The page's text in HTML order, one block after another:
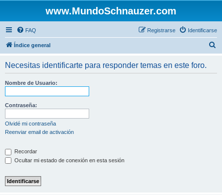
www.MundoSchnauzer.com
FAQ Identificarse
Registrarse
Índice general
Necesitas identificarte para responder temas en este foro.
Nombre de Usuario:
Contraseña:
Olvidé mi contraseña
Reenviar email de activación
Recordar
Ocultar mi estado de conexión en esta sesión